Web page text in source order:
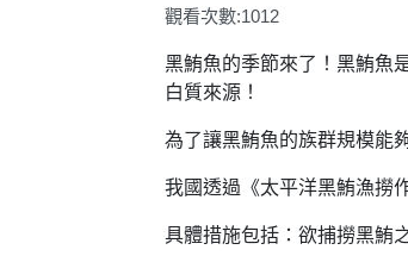
觀看次數:1012
黑鮪魚的季節來了！黑鮪魚
白質來源！
為了讓黑鮪魚的族群規模能
我國透過《太平洋黑鮪漁撈
具體措施包括：欲捕撈黑鮪